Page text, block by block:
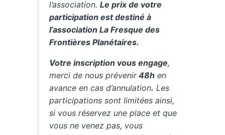
l’association.Le prix de votre
participation est destiné à
l’association La Fresque des
Frontières Planétaires.
Votre inscription vous engage,
merci de nous prévenir48h en
avance en cas d’annulation. Les
participations sont limitées ainsi,
si vous réservez une place et que
vous ne venez pas, vous